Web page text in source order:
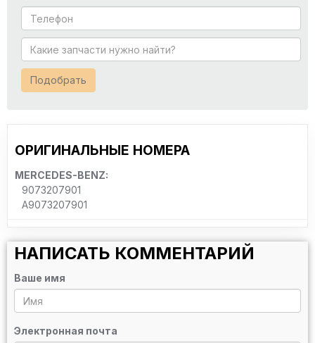
Подобрать
ОРИГИНАЛЬНЫЕ НОМЕРА
MERCEDES-BENZ:
9073207901
A9073207901
НАПИСАТЬ КОММЕНТАРИЙ
Ваше имя
Электронная почта